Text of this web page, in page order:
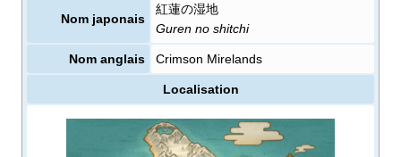
Nom japonais
紅蓮の湿地
Guren no shitchi
Nom anglais Crimson Mirelands
Localisation